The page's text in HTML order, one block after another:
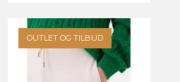
OUTLET OG TILBUD